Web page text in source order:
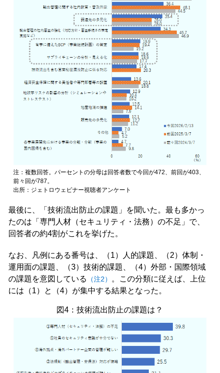
注：複数回答。パーセントの分母は回答者数で今回が472、前回が403、
前々回が787。
出所：ジェトロウェビナー視聴者アンケート
最後に、「技術流出防止の課題」を聞いた。最も多かっ
たのは「専門人材（セキュリティ・法務）の不足」で、
回答者の約4割がこれを挙げた。
なお、凡例にある番号は、（1）人的課題、（2）体制・
運用面の課題、（3）技術的課題、（4）外部・国際領域
の課題を意図している
（注2）
。この分類に従えば、上位
には（1）と（4）が集中する結果となった。
図4：技術流出防止の課題は？